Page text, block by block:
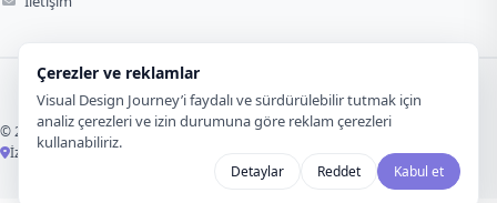
Çerezler ve reklamlar
Visual Design Journey’i faydalı ve sürdürülebilir tutmak için
analiz çerezleri ve izin durumuna göre reklam çerezleri
kullanabiliriz.
Detaylar Reddet Kabul et
© 2026 Visual Design Journey. Tüm hakları saklıdır.
İzmir, Türkiye ·
Görsel tasarım için sevgiyle üretildi